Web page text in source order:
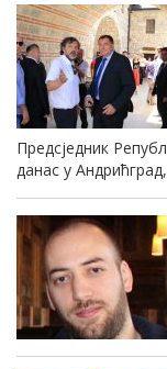
Предсједник
данас у